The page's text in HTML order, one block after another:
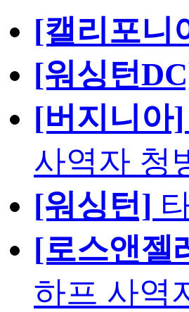
[캘리포니
[워싱턴
[버지니아]
사역자 청
[워싱턴]
[로스앤젤
하프 사역